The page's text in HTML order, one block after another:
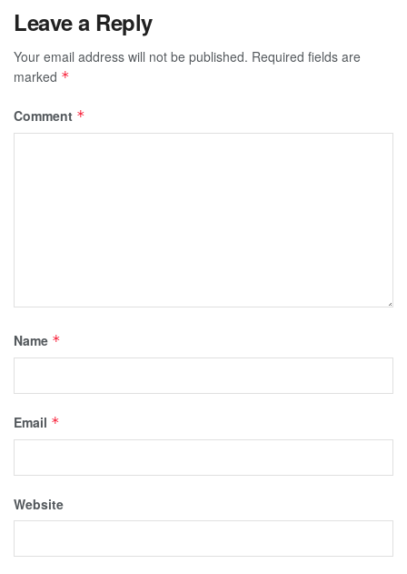
Leave a Reply
Your email address will not be published. Required fields are
marked *
Comment *
Name *
Email *
Website